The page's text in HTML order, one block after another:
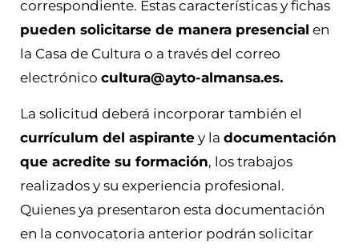
correspondiente. Estas características y fichas
pueden solicitarse de manera presencial en
la Casa de Cultura o a través del correo
electrónico cultura@ayto-almansa.es.
La solicitud deberá incorporar también el
currículum del aspirante y la documentación
que acredite su formación, los trabajos
realizados y su experiencia profesional.
Quienes ya presentaron esta documentación
en la convocatoria anterior podrán solicitar